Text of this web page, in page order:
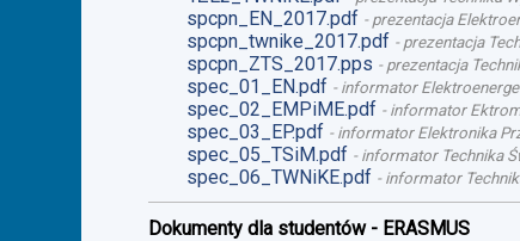
spcpn_EN_2017.pdf - prezentacja
spcpn_twnike_2017.pdf - prezentacja
spcpn_ZTS_2017.pps - prezentacja
spec_01_EN.pdf - informator
spec_02_EMPiME.pdf - informator
spec_03_EP.pdf - informator Elektronika
spec_05_TSiM.pdf - informator Technika
spec_06_TWNiKE.pdf - informator
Dokumenty dla studentów - ERASMUS